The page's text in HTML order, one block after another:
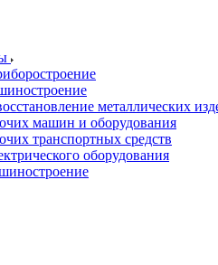
металлических
машин и оборудования
транспортных средств
оборудования